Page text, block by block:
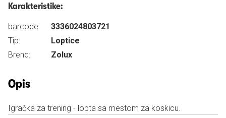
Karakteristike:
barcode:
3336024803721
Tip:
Loptice
Brend:
Zolux
Opis
Igračka za trening - lopta sa mestom za koskicu.